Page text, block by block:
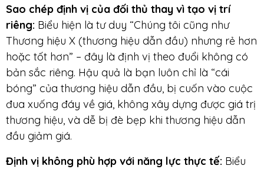
Sao chép định vị của đối thủ thay vì tạo vị trí
riêng: Biểu hiện là tư duy “Chúng tôi cũng như
Thương hiệu X (thương hiệu dẫn đầu) nhưng rẻ hơn
hoặc tốt hơn” – đây là định vị theo đuổi không có
bản sắc riêng. Hậu quả là bạn luôn chỉ là “cái
bóng” của thương hiệu dẫn đầu, bị cuốn vào cuộc
đua xuống đáy về giá, không xây dựng được giá trị
thương hiệu, và dễ bị đè bẹp khi thương hiệu dẫn
đầu giảm giá.
Định vị không phù hợp với năng lực thực tế: Biểu